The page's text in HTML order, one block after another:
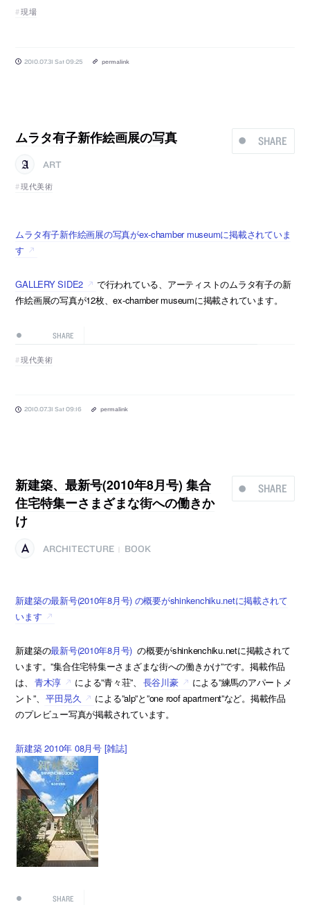
現場
2010.07.31 Sat 09:25 permalink
SHARE
ムラタ有子新作絵画展の写真
ART
現代美術
ムラタ有子新作絵画展の写真がex-chamber museumに掲載されていま
す
GALLERY SIDE2
で行われている、アーティストのムラタ有子の新
作絵画展の写真が12枚、ex-chamber museumに掲載されています。
SHARE
現代美術
2010.07.31 Sat 09:16 permalink
SHARE
新建築、最新号(2010年8月号) 集合
住宅特集ーさまざまな街への働きか
け
ARCHITECTURE BOOK
新建築の最新号(2010年8月号) の概要がshinkenchiku.netに掲載されて
います
新建築の最新号(2010年8月号) の概要がshinkenchiku.netに掲載されて
います。”集合住宅特集ーさまざまな街への働きかけ”です。掲載作品
は、
青木淳 による”青々荘”、 長谷川豪
による”練馬のアパートメ
ント”、
平田晃久
による”alp”と”one roof apartment”など。掲載作品
のプレビュー写真が掲載されています。
新建築 2010年 08月号 [雑誌]
SHARE